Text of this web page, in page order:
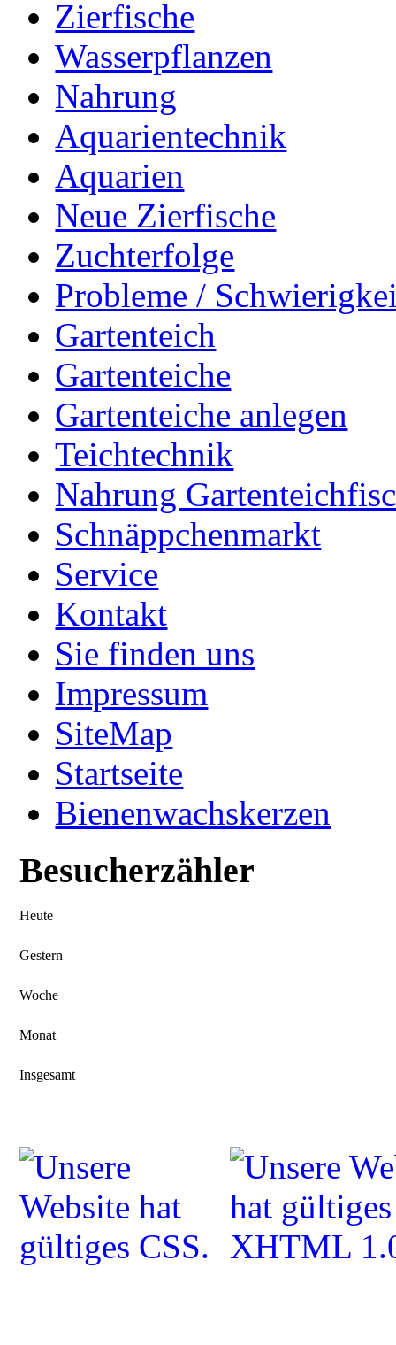
Zierfische
Wasserpflanzen
Nahrung
Aquarientechnik
Aquarien
Neue Zierfische
Zuchterfolge
Probleme /
Gartenteich
Gartenteiche
Gartenteiche anlegen
Teichtechnik
Nahrung
Schnäppchenmarkt
Service
Kontakt
Sie finden uns
Impressum
SiteMap
Startseite
Bienenwachskerzen
Besucherzähler
Heute
Gestern
Woche
Monat
Insgesamt